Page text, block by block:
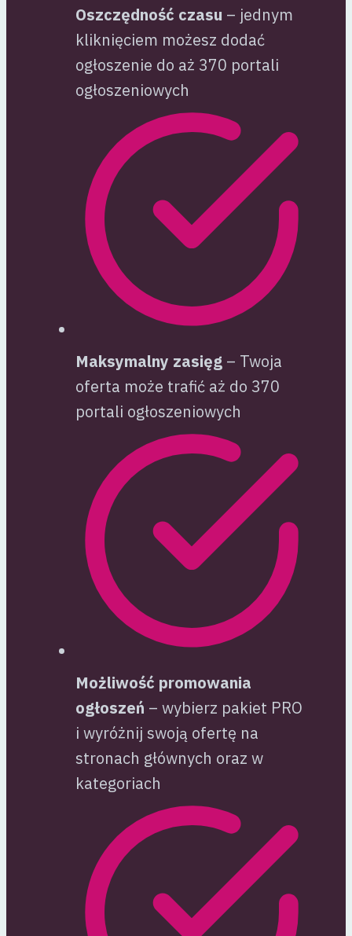
Oszczędność czasu – jednym
kliknięciem możesz dodać
ogłoszenie do aż 370 portali
ogłoszeniowych
Maksymalny zasięg – Twoja
oferta może trafić aż do 370
portali ogłoszeniowych
Możliwość promowania
ogłoszeń – wybierz pakiet PRO
i wyróżnij swoją ofertę na
stronach głównych oraz w
kategoriach